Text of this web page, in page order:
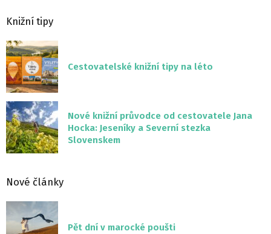
Knižní tipy
Cestovatelské knižní tipy na léto
Nové knižní průvodce od cestovatele Jana
Hocka: Jeseníky a Severní stezka
Slovenskem
Nové články
Pět dní v marocké poušti